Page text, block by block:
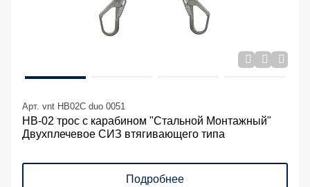
Арт. vnt HB02C duo 0051
НВ-02 трос с карабином "Стальной Монтажный"
Двухплечевое СИЗ втягивающего типа
Подробнее